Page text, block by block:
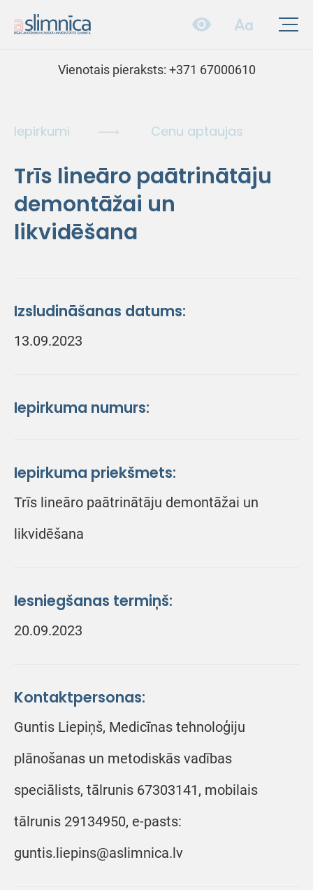
Vienotais pieraksts: +371 67000610
Iepirkumi Cenu aptaujas
Trīs lineāro paātrinātāju
demontāžai un
likvidēšana
Izsludināšanas datums:
13.09.2023
Iepirkuma numurs:
Iepirkuma priekšmets:
Trīs lineāro paātrinātāju demontāžai un
likvidēšana
Iesniegšanas termiņš:
20.09.2023
Kontaktpersonas:
Guntis Liepiņš, Medicīnas tehnoloģiju
plānošanas un metodiskās vadības
speciālists, tālrunis 67303141, mobilais
tālrunis 29134950, e-pasts:
guntis.liepins@aslimnica.lv